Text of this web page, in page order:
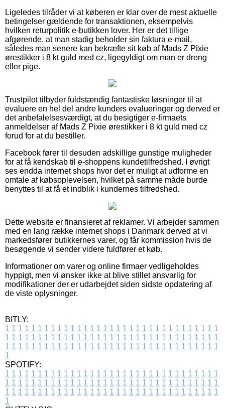
Ligeledes tilråder vi at køberen er klar over de mest aktuelle
betingelser gældende for transaktionen, eksempelvis
hvilken returpolitik e-butikken lover. Her er det tillige
afgørende, at man stadig beholder sin faktura e-mail,
således man senere kan bekræfte sit køb af Mads Z Pixie
ørestikker i 8 kt guld med cz, ligegyldigt om man er dreng
eller pige.
Trustpilot tilbyder fuldstændig fantastiske løsninger til at
evaluere en hel del andre kunders evalueringer og derved er
det anbefalelsesværdigt, at du besigtiger e-firmaets
anmeldelser af Mads Z Pixie ørestikker i 8 kt guld med cz
forud for at du bestiller.
Facebook fører til desuden adskillige gunstige muligheder
for at få kendskab til e-shoppens kundetilfredshed. I øvrigt
ses endda internet shops hvor det er muligt at udforme en
omtale af købsoplevelsen, hvilket på samme måde burde
benyttes til at få et indblik i kundernes tilfredshed.
Dette website er finansieret af reklamer. Vi arbejder sammen
med en lang række internet shops i Danmark derved at vi
markedsfører butikkernes varer, og får kommission hvis de
besøgende vi sender videre fuldfører et køb.
Informationer om varer og online firmaer vedligeholdes
hyppigt, men vi ønsker ikke at blive stillet ansvarlig for
modifikationer der er udarbejdet siden sidste opdatering af
de viste oplysninger.
BITLY:
1 1 1 1 1 1 1 1 1 1 1 1 1 1 1 1 1 1 1 1 1 1 1 1 1 1 1 1 1 1 1 1 1
1 1 1 1 1 1 1 1 1 1 1 1 1 1 1 1 1 1 1 1 1 1 1 1 1 1 1 1 1 1 1 1 1
1 1 1 1 1 1 1 1 1 1 1 1 1 1 1 1 1 1 1 1 1 1 1 1 1 1 1 1 1 1 1 1 1
1
SPOTIFY:
1 1 1 1 1 1 1 1 1 1 1 1 1 1 1 1 1 1 1 1 1 1 1 1 1 1 1 1 1 1 1 1 1
1 1 1 1 1 1 1 1 1 1 1 1 1 1 1 1 1 1 1 1 1 1 1 1 1 1 1 1 1 1 1 1 1
1 1 1 1 1 1 1 1 1 1 1 1 1 1 1 1 1 1 1 1 1 1 1 1 1 1 1 1 1 1 1 1 1
1